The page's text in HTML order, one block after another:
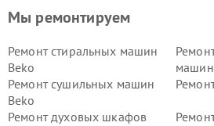
Мы ремонтируем
Ремонт стиральных машин
Beko
Ремонт сушильных машин
Beko
Ремонт духовых шкафов